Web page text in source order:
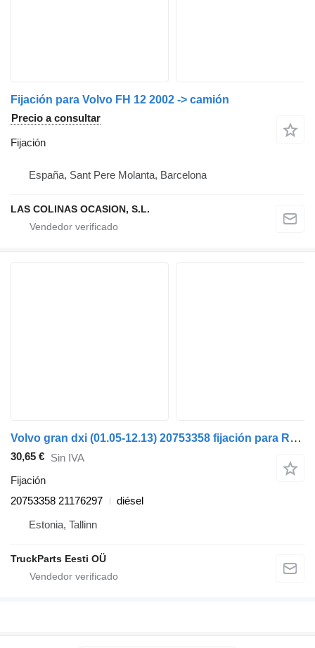
Fijación para Volvo FH 12 2002 -> camión
Precio a consultar
Fijación
España, Sant Pere Molanta, Barcelona
LAS COLINAS OCASION, S.L.
Volvo gran dxi (01.05-12.13) 20753358 fijación para Renault Magnum (1990-2014) camión
30,65 € Sin IVA
Fijación
20753358 21176297
diésel
Estonia, Tallinn
TruckParts Eesti OÜ